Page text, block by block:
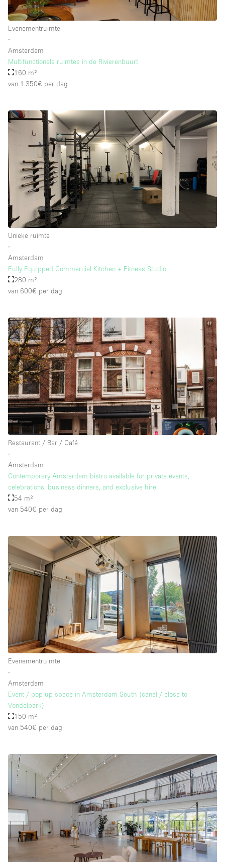
Whitebox / Minimaal
Souterrain
Begane grond tuin
Winkelcentrum
Terras
Boven
Overig
Evenementruimte
∙
Amsterdam
Multifunctionele ruimtes in de Rivierenbuurt
160 m²
van 1.350€ per dag
Unieke ruimte
∙
Amsterdam
Fully Equipped Commercial Kitchen + Fitness Studio
280 m²
van 600€ per dag
Restaurant / Bar / Café
∙
Amsterdam
Contemporary Amsterdam bistro available for private events,
celebrations, business dinners, and exclusive hire
54 m²
van 540€ per dag
Evenementruimte
∙
Amsterdam
Event / pop-up space in Amsterdam South (canal / close to
Vondelpark)
150 m²
van 540€ per dag